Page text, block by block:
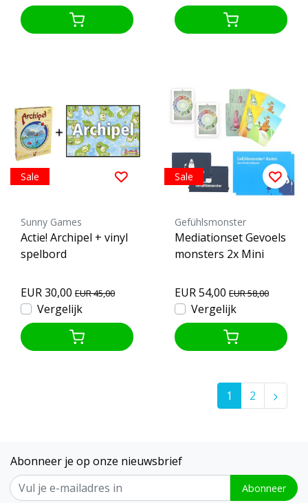
Sale
Sunny Games
Actie! Archipel + vinyl
spelbord
EUR 30,00 EUR 45,00
Vergelijk
Sale
Gefühlsmonster
Mediationset Gevoels
monsters 2x Mini
EUR 54,00 EUR 58,00
Vergelijk
1 2
Abonneer je op onze nieuwsbrief
Abonneer